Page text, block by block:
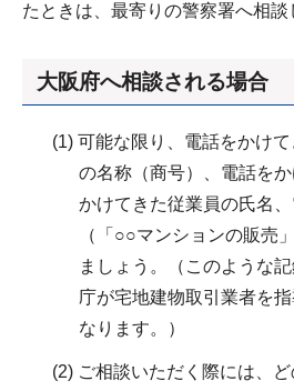
たときは、最寄りの警察署へ相談
大阪府へ相談される場合
(1) 可能な限り、電話をかけ
の名称（商号）、電話を
かけてきた従業員の氏名
（「○○マンションの販売
ましょう。（このような
庁が宅地建物取引業者を
なります。）
(2) ご相談いただく際には、